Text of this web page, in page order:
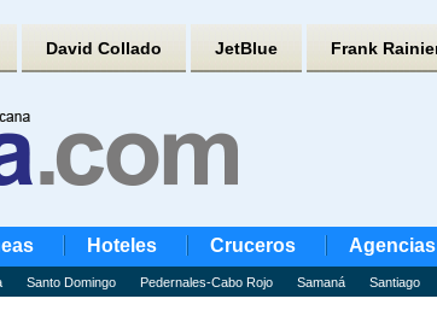
David Collado JetBlue Frank
Hoteles Cruceros
Santo Domingo Pedernales-Cabo Rojo Samaná Santiago